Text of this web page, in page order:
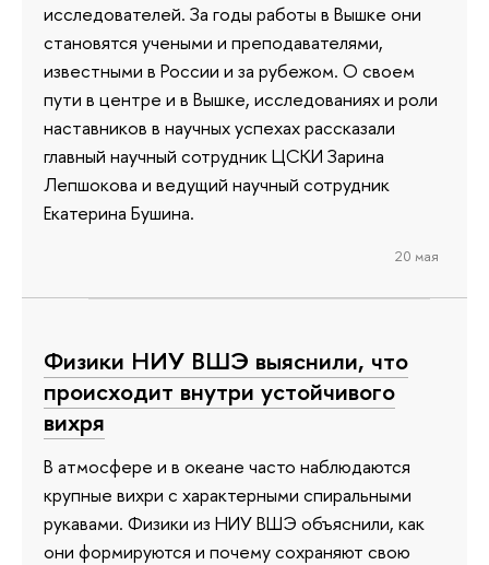
исследователей. За годы работы в Вышке они
становятся учеными и преподавателями,
известными в России и за рубежом. О своем
пути в центре и в Вышке, исследованиях и роли
наставников в научных успехах рассказали
главный научный сотрудник ЦСКИ Зарина
Лепшокова и ведущий научный сотрудник
Екатерина Бушина.
20 мая
Физики НИУ ВШЭ выяснили, что
происходит внутри устойчивого
вихря
В атмосфере и в океане часто наблюдаются
крупные вихри с характерными спиральными
рукавами. Физики из НИУ ВШЭ объяснили, как
они формируются и почему сохраняют свою